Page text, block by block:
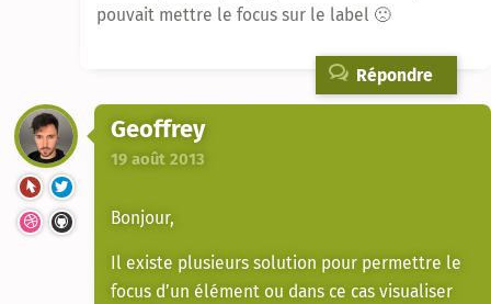
pouvait mettre le focus sur le label 🙁
Répondre
Geoffrey
19 août 2013
Bonjour,
Il existe plusieurs solution pour permettre le
focus d’un élément ou dans ce cas visualiser